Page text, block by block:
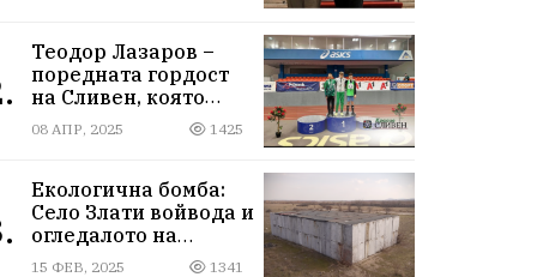
Теодор Лазаров –
поредната гордост
на Сливен, която
лети към бъдещето
08 АПР, 2025 1425
Екологична бомба:
Село Злати войвода и
огледалото на
управлението
15 ФЕВ, 2025 1341